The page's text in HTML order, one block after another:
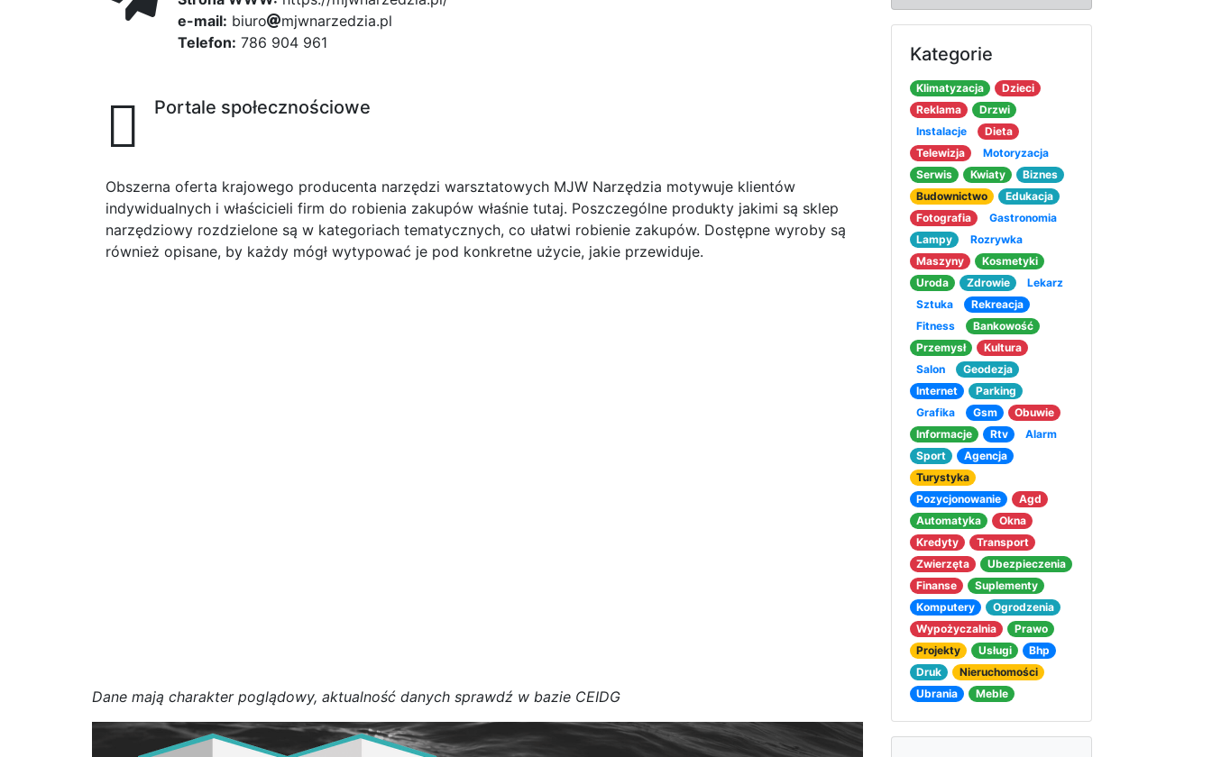
e-mail: 42
biuro8577b
mjwnaa
rzee0
dzia0d8
.pl
Telefon: 786 904 961
Portale społecznościowe
Obszerna oferta krajowego producenta narzędzi warsztatowych MJW Narzędzia motywuje klientów
indywidualnych i właścicieli firm do robienia zakupów właśnie tutaj. Poszczególne produkty jakimi są sklep
narzędziowy rozdzielone są w kategoriach tematycznych, co ułatwi robienie zakupów. Dostępne wyroby są
również opisane, by każdy mógł wytypować je pod konkretne użycie, jakie przewiduje.
Dane mają charakter poglądowy, aktualność danych sprawdź w bazie CEIDG
Kategorie
Klimatyzacja
Dzieci
Reklama
Drzwi
Instalacje
Dieta
Telewizja
Motoryzacja
Serwis
Kwiaty
Biznes
Budownictwo
Edukacja
Fotografia
Gastronomia
Lampy
Rozrywka
Maszyny
Kosmetyki
Uroda
Zdrowie
Lekarz
Sztuka
Rekreacja
Fitness
Bankowość
Przemysł
Kultura
Salon
Geodezja
Internet
Parking
Grafika
Gsm
Obuwie
Informacje
Rtv
Alarm
Sport
Agencja
Turystyka
Pozycjonowanie
Agd
Automatyka
Okna
Kredyty
Transport
Zwierzęta
Ubezpieczenia
Finanse
Suplementy
Komputery
Ogrodzenia
Wypożyczalnia
Prawo
Projekty
Usługi
Bhp
Druk
Nieruchomości
Ubrania
Meble